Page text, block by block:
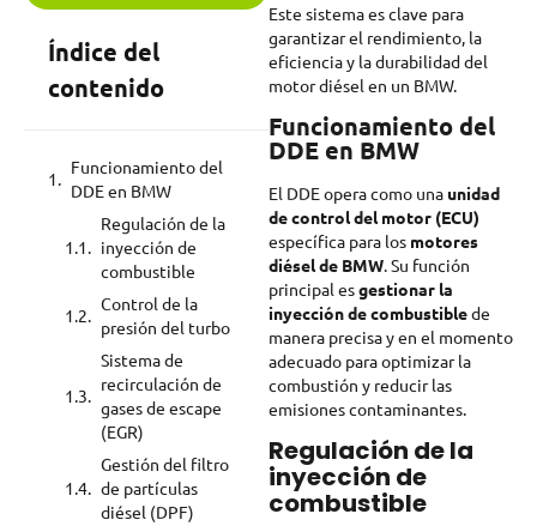
Este sistema es clave para
garantizar el rendimiento, la
eficiencia y la durabilidad del
motor diésel en un BMW.
Funcionamiento del
DDE en BMW
El DDE opera como una unidad
de control del motor (ECU)
específica para los motores
diésel de BMW. Su función
principal esgestionar la
inyección de combustiblede
manera precisa y en el momento
adecuado para optimizar la
combustión y reducir las
emisiones contaminantes.
Regulación de la
inyección de
combustible
Índice del
contenido
Funcionamiento del
DDE en BMW
Regulación de la
inyección de
combustible
Control de la
presión del turbo
Sistema de
recirculación de
gases de escape
(EGR)
Gestión del filtro
de partículas
diésel (DPF)